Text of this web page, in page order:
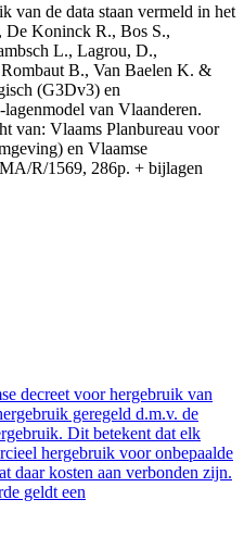
van de data staan vermeld in het
De Koninck R., Bos S.,
L., Lagrou, D.,
B., Van Baelen K. &
(G3Dv3) en
van Vlaanderen.
van: Vlaams Planbureau voor
en Vlaamse
R/1569, 286p. + bijlagen
decreet voor hergebruik van
geregeld d.m.v. de
Dit betekent dat elk
hergebruik voor onbepaalde
daar kosten aan verbonden zijn.
geldt een